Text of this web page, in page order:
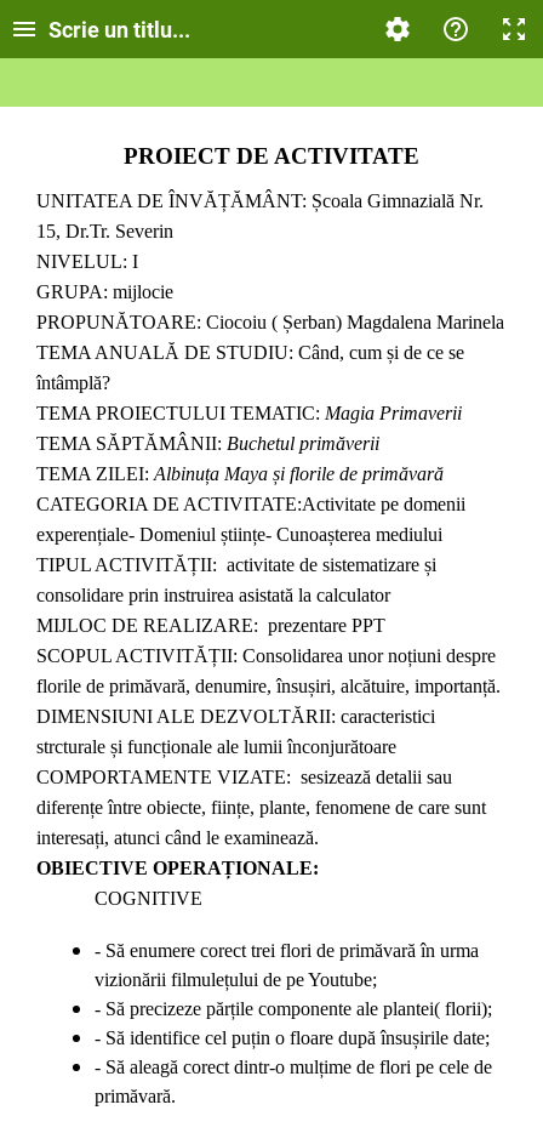
Scrie un titlu...
PROIECT DE ACTIVITATE
UNITATEA DE ÎNVĂȚĂMÂNT: Școala Gimnazială Nr.
15, Dr.Tr. Severin
NIVELUL: I
GRUPA: mijlocie
PROPUNĂTOARE: Ciocoiu ( Șerban) Magdalena Marinela
TEMA ANUALĂ DE STUDIU: Când, cum și de ce se
întâmplă?
TEMA PROIECTULUI TEMATIC: Magia Primaverii
TEMA SĂPTĂMÂNII: Buchetul primăverii
TEMA ZILEI: Albinuța Maya și florile de primăvară
CATEGORIA DE ACTIVITATE:Activitate pe domenii
experențiale- Domeniul științe- Cunoașterea mediului
TIPUL ACTIVITĂȚII: activitate de sistematizare și
consolidare prin instruirea asistată la calculator
MIJLOC DE REALIZARE: prezentare PPT
SCOPUL ACTIVITĂȚII: Consolidarea unor noțiuni despre
florile de primăvară, denumire, însușiri, alcătuire, importanță.
DIMENSIUNI ALE DEZVOLTĂRII: caracteristici
strcturale și funcționale ale lumii înconjurătoare
COMPORTAMENTE VIZATE: sesizează detalii sau
diferențe între obiecte, ființe, plante, fenomene de care sunt
interesați, atunci când le examinează.
OBIECTIVE OPERAȚIONALE:
COGNITIVE
- Să enumere corect trei flori de primăvară în urma
vizionării filmulețului de pe Youtube;
- Să precizeze părțile componente ale plantei( florii);
- Să identifice cel puțin o floare după însușirile date;
- Să aleagă corect dintr-o mulțime de flori pe cele de
primăvară.